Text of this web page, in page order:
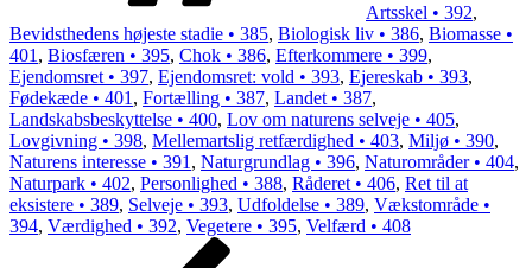
Artsskel • 392,
Bevidsthedens højeste stadie • 385, Biologisk liv • 386, Biomasse •
401 , Biosfæren • 395, Chok • 386, Efterkommere • 399,
Ejendomsret • 397, Ejendomsret: vold • 393, Ejereskab • 393,
Fødekæde • 401 , Fortælling • 387, Landet • 387,
Landskabsbeskyttelse • 400, Lov om naturens selveje • 405,
Lovgivning • 398, Mellemartslig retfærdighed • 403, Miljø • 390,
Naturens interesse • 391 , Naturgrundlag • 396, Naturområder • 404,
Naturpark • 402, Personlighed • 388, Råderet • 406, Ret til at
eksistere • 389, Selveje • 393, Udfoldelse • 389, Vækstområde •
394, Værdighed • 392, Vegetere • 395, Velfærd • 408
Indlægsnavigation